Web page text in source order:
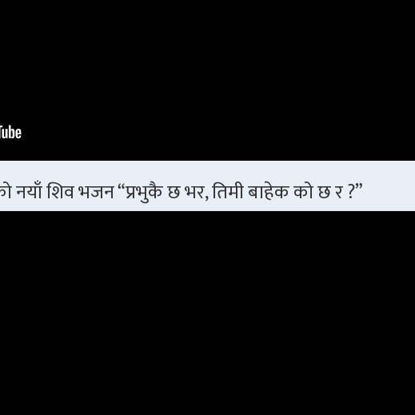
नयाँ शिव भजन “प्रभुकै छ भर, तिमी बाहेक को छ र ?”